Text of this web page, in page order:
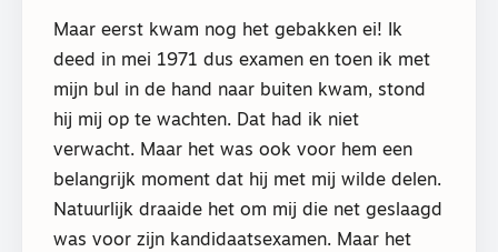
Maar eerst kwam nog het gebakken ei! Ik
deed in mei 1971 dus examen en toen ik met
mijn bul in de hand naar buiten kwam, stond
hij mij op te wachten. Dat had ik niet
verwacht. Maar het was ook voor hem een
belangrijk moment dat hij met mij wilde delen.
Natuurlijk draaide het om mij die net geslaagd
was voor zijn kandidaatsexamen. Maar het